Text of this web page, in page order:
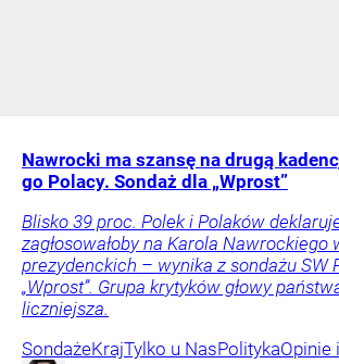
Nawrocki ma szansę na drugą
go Polacy. Sondaż dla „Wprost”
Blisko 39 proc. Polek i Polaków
zagłosowałoby na Karola Nawrockiego
prezydenckich – wynika z sondażu SW
„Wprost”. Grupa krytyków głowy
liczniejsza.
SondażeKrajTylko u NasPolitykaOpinie